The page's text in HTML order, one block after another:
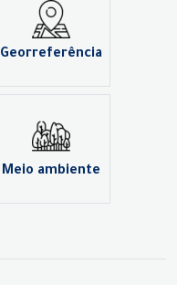
Georreferência
Meio ambiente